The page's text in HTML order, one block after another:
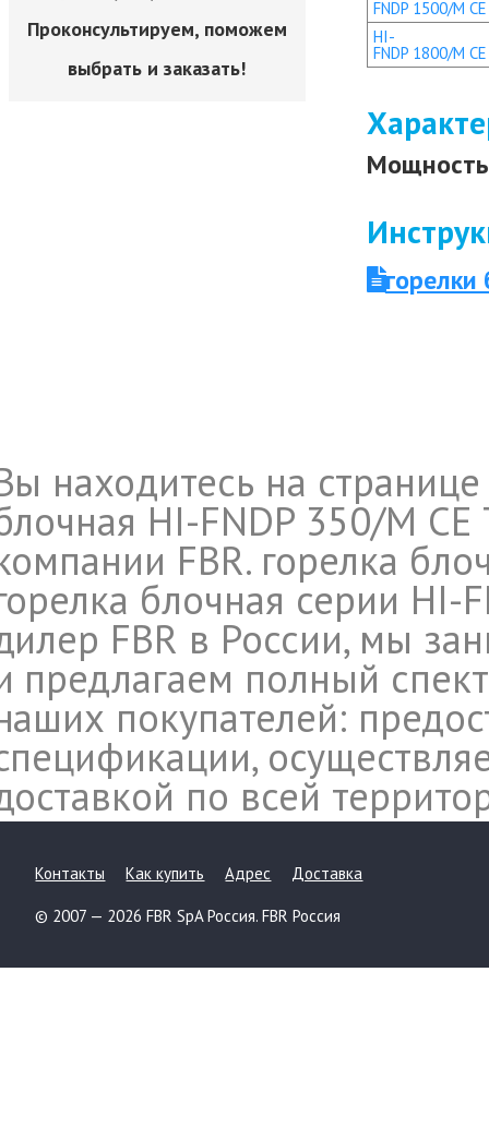
Проконсультируем, поможем
выбрать и заказать!
FNDP 1500/M
HI-
FNDP 1800/M
Мощность
находитесь на
HI-FNDP 350/M
FBR. горелка
блочная серии
FBR в России, мы
предлагаем полный
покупателей:
по всей
Контакты Как купить Адрес Доставка
© 2007 — 2026 FBR SpA Россия. FBR Россия